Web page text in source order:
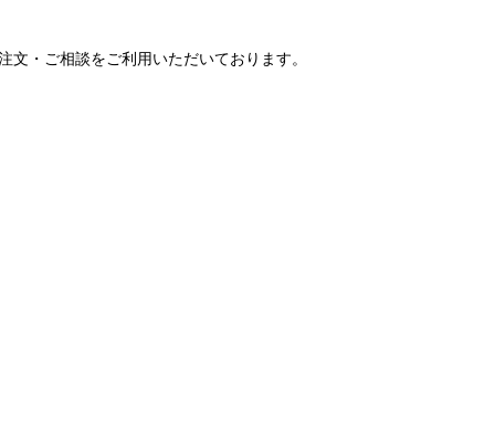
・ご相談をご利用いただいております。